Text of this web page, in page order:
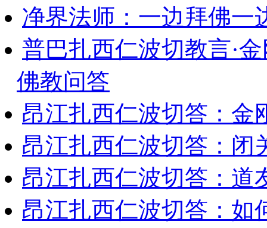
净界法师：一边拜佛一
普巴扎西仁波切教言·
佛教问答
昂江扎西仁波切答：金
昂江扎西仁波切答：闭
昂江扎西仁波切答：道
昂江扎西仁波切答：如